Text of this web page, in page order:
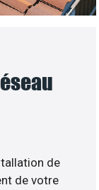
de
de votre